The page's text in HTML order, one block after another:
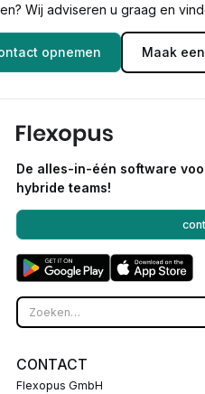
Wij adviseren u graag en
opnemen Maak
De alles-in-één software
hybride teams!
CONTACT
Flexopus GmbH